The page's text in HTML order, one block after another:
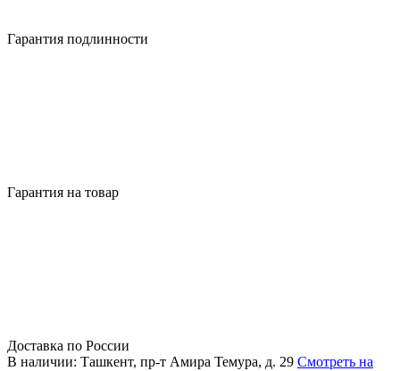
Гарантия подлинности
Гарантия на товар
Доставка по России
В наличии: Ташкент, пр-т Амира Темура, д. 29 Смотреть на